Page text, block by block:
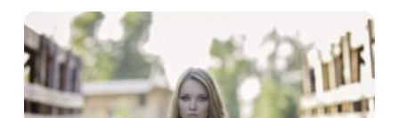
minnen för livet, utan det ger även barnen
möjligh...